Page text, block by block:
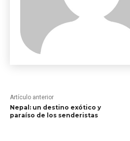
Artículo anterior
Nepal: un destino exótico y
paraíso de los senderistas